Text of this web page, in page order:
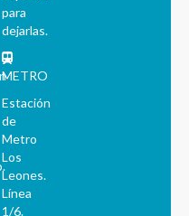
para
dejarlas.
METRO
Estación
de
Metro
Los
Leones.
Línea
1/6.